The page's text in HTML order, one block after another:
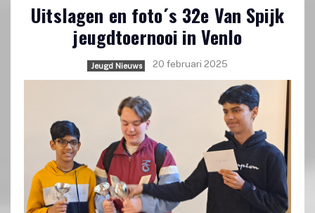
Uitslagen en foto´s 32e Van Spijk
jeugdtoernooi in Venlo
Jeugd Nieuws 20 februari 2025